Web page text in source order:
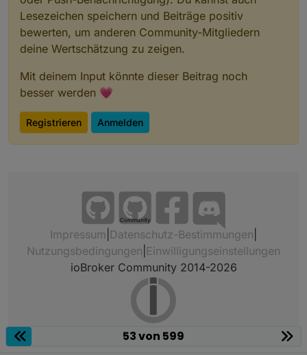
Lesezeichen speichern und Beiträge positiv
bewerten, um anderen Community-Mitgliedern
deine Wertschätzung zu zeigen.
Mit deinem Input könnte dieser Beitrag noch
besser werden 💗
Registrieren Anmelden
Community
Impressum Datenschutz-Bestimmungen
Nutzungsbedingungen Einwilligungseinstellungen
ioBroker Community 2014-2026
53 von 599